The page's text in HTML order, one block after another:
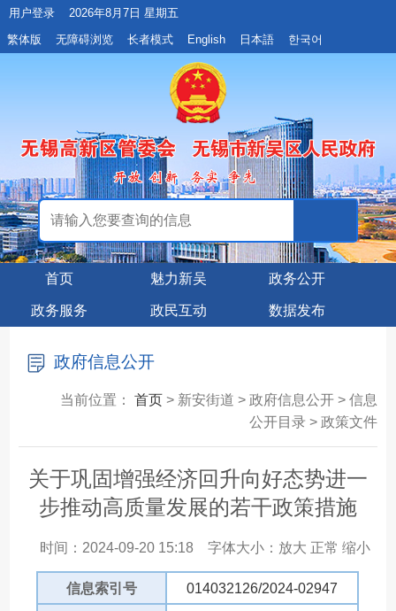
用户登录
2026年8月7日 星期五
繁体版
无障碍浏览 长者模式 English 日本語 한국어
首页 魅力新吴 政务公开
政务服务 政民互动 数据发布
政府信息公开
当前位置： 首页> 新安街道 > 政府信息公开 > 信息
公开目录 > 政策文件
关于巩固增强经济回升向好态势进一
步推动高质量发展的若干政策措施
时间：2024-09-20 15:18 字体大小： 放大 正常 缩小
信息索引号 014032126/2024-02947